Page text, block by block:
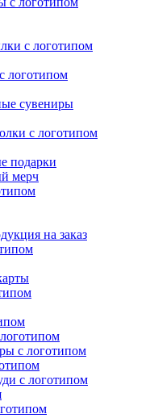
с логотипом
логотипом
сувениры
с логотипом
подарки
мерч
на заказ
с логотипом
с логотипом